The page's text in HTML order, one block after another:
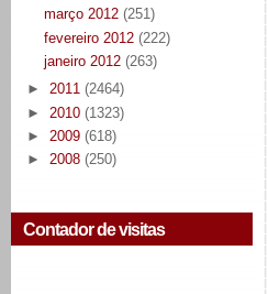
março 2012 (251)
fevereiro 2012 (222)
janeiro 2012 (263)
► 2011 (2464)
► 2010 (1323)
► 2009 (618)
► 2008 (250)
Contador de visitas